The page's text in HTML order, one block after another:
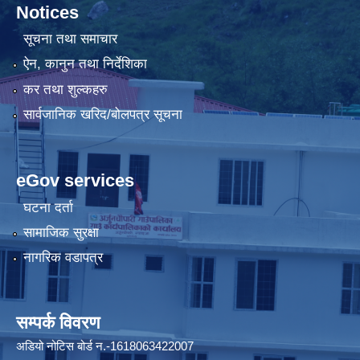
Notices
सूचना तथा समाचार
ऐन, कानुन तथा निर्देशिका
कर तथा शुल्कहरु
सार्वजानिक खरिद/बोलपत्र सूचना
eGov services
घटना दर्ता
सामाजिक सुरक्षा
नागरिक वडापत्र
सम्पर्क विवरण
अडियो नोटिस बोर्ड न.-1618063422007